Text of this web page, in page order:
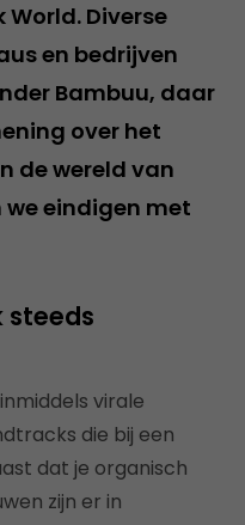
World. Diverse
en bedrijven
Bambuu, daar
over het
de wereld van
we eindigen met
steeds
virale
die bij een
dat je organisch
zijn er in